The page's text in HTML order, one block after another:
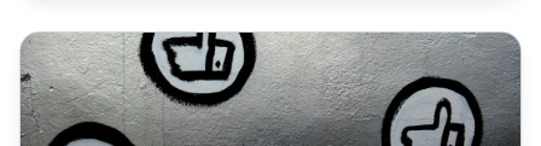
Ako si vybrať správneho influencera pre váš affiliate